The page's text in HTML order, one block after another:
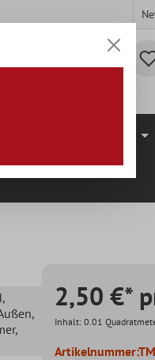
,
,
,
2,50 €*
Inhalt: 0.01
Artikelnummer: